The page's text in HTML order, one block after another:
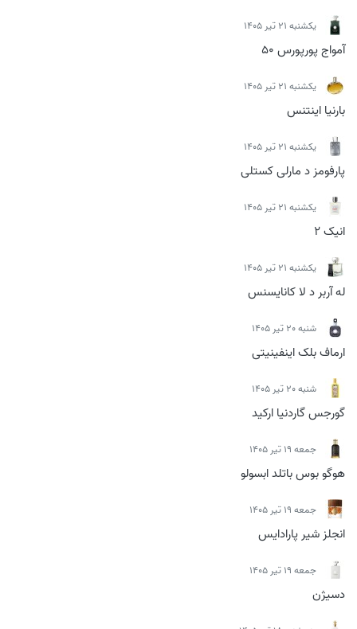
يكشنبه 21 تیر 1405
آمواج پورپورس 50
يكشنبه 21 تیر 1405
بارنیا اینتنس
يكشنبه 21 تیر 1405
پارفومز د مارلی کستلی
يكشنبه 21 تیر 1405
انیک 2
يكشنبه 21 تیر 1405
له آربر د لا کانایسنس
شنبه 20 تیر 1405
ارماف بلک اینفینیتی
شنبه 20 تیر 1405
گورجس گاردنیا ارکید
جمعه 19 تیر 1405
هوگو بوس باتلد ابسولو
جمعه 19 تیر 1405
انجلز شیر پارادایس
جمعه 19 تیر 1405
دسیژن